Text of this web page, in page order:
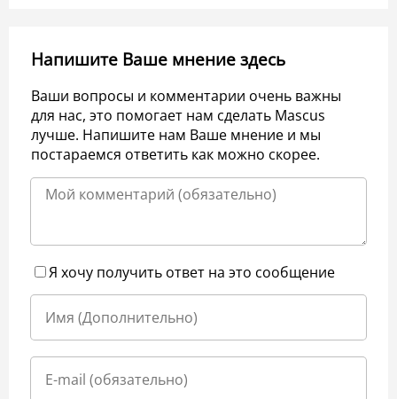
Напишите Ваше мнение здесь
Ваши вопросы и комментарии очень важны
для нас, это помогает нам сделать Mascus
лучше. Напишите нам Ваше мнение и мы
постараемся ответить как можно скорее.
Я хочу получить ответ на это сообщение